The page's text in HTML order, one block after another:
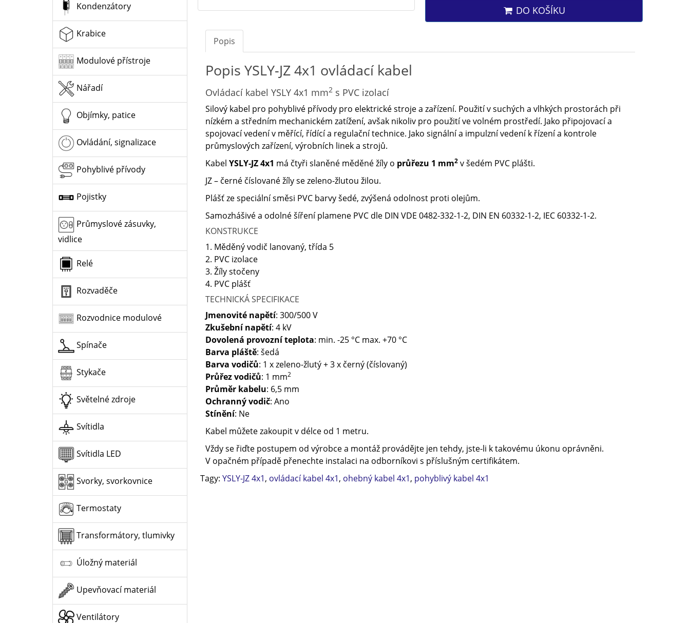
Kondenzátory
Krabice
Modulové přístroje
Nářadí
Objímky, patice
Ovládání, signalizace
Pohyblivé přívody
Pojistky
Průmyslové zásuvky,
vidlice
Relé
Rozvaděče
Rozvodnice modulové
Spínače
Stykače
Světelné zdroje
Svítidla
Svítidla LED
Svorky, svorkovnice
Termostaty
Transformátory, tlumivky
Úložný materiál
Upevňovací materiál
Ventilátory
DO KOŠÍKU
Popis
Popis YSLY-JZ 4x1 ovládací kabel
Ovládací kabel YSLY 4x1 mm2s PVC izolací
Silový kabel pro pohyblivé přívody pro elektrické stroje a zařízení. Použití v suchých a vlhkých prostorách při
nízkém a středním mechanickém zatížení, avšak nikoliv pro použití ve volném prostředí. Jako připojovací a
spojovací vedení v měřící, řídící a regulační technice. Jako signální a impulzní vedení k řízení a kontrole
průmyslových zařízení, výrobních linek a strojů.
Kabel YSLY-JZ 4x1 má čtyři slaněné měděné žíly o průřezu 1 mm2v šedém PVC plášti.
JZ – černé číslované žíly se zeleno-žlutou žilou.
Plášť ze speciální směsi PVC barvy šedé, zvýšená odolnost proti olejům.
Samozhášivé a odolné šíření plamene PVC dle DIN VDE 0482-332-1-2, DIN EN 60332-1-2, IEC 60332-1-2.
KONSTRUKCE
1. Měděný vodič lanovaný, třída 5
2. PVC izolace
3. Žíly stočeny
4. PVC plášť
TECHNICKÁ SPECIFIKACE
Jmenovité napětí: 300/500 V
Zkušební napětí: 4 kV
Dovolená provozní teplota: min. -25 °C max. +70 °C
Barva pláště: šedá
Barva vodičů: 1 x zeleno-žlutý + 3 x černý (číslovaný)
Průřez vodičů: 1 mm2
Průměr kabelu: 6,5 mm
Ochranný vodič: Ano
Stínění: Ne
Kabel můžete zakoupit v délce od 1 metru.
Vždy se řiďte postupem od výrobce a montáž provádějte jen tehdy, jste-li k takovému úkonu oprávněni.
V opačném případě přenechte instalaci na odborníkovi s příslušným certifikátem.
Tagy: YSLY-JZ 4x1, ovládací kabel 4x1, ohebný kabel 4x1, pohyblivý kabel 4x1